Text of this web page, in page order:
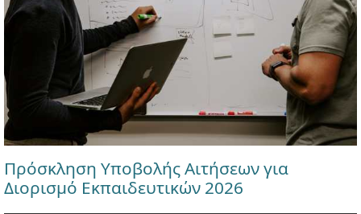
Πρόσκληση Υποβολής Αιτήσεων για
Διορισμό Εκπαιδευτικών 2026